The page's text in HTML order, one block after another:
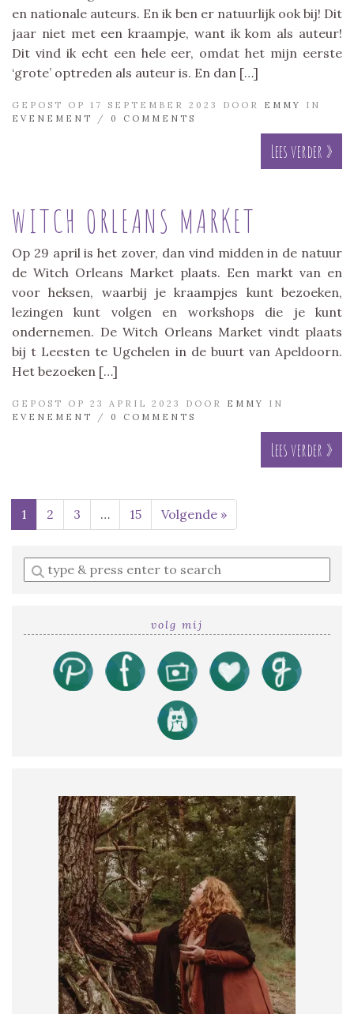
en nationale auteurs. En ik ben er natuurlijk ook bij! Dit
jaar niet met een kraampje, want ik kom als auteur!
Dit vind ik echt een hele eer, omdat het mijn eerste
‘grote’ optreden als auteur is. En dan […]
GEPOST OP 17 SEPTEMBER 2023 DOOR EMMY
IN
EVENEMENT
/ 0 COMMENTS
Lees verder »
WITCH ORLEANS MARKET
Op 29 april is het zover, dan vind midden in de natuur
de Witch Orleans Market plaats. Een markt van en
voor heksen, waarbij je kraampjes kunt bezoeken,
lezingen kunt volgen en workshops die je kunt
ondernemen. De Witch Orleans Market vindt plaats
bij t Leesten te Ugchelen in de buurt van Apeldoorn.
Het bezoeken […]
GEPOST OP 23 APRIL 2023 DOOR EMMY
IN
EVENEMENT
/ 0 COMMENTS
Lees verder »
1 2 3 … 15 Volgende »
Enter
a
volg mij